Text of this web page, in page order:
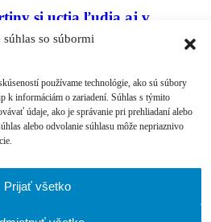
súhlas so súbormi
používame technológie, ako sú súbory
k informáciám o zariadení. Súhlas s týmito
údaje, ako je správanie pri prehliadaní alebo
alebo odvolanie súhlasu môže nepriaznivo
Prijať všetko
si uctia ľudia aj v
otvorí svetová premi...